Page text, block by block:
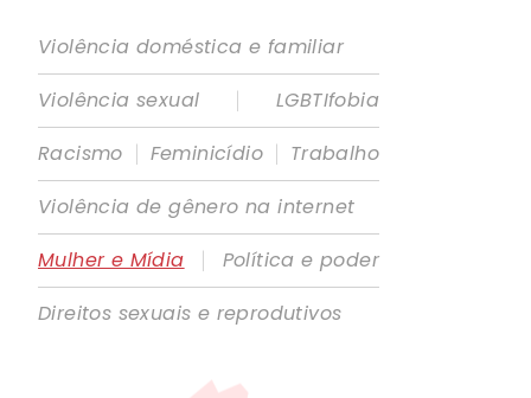
Violência doméstica e familiar
Violência sexual
|
LGBTIfobia
Racismo | Feminicídio | Trabalho
Violência de gênero na internet
Mulher e Mídia
|
Política e poder
Direitos sexuais e reprodutivos